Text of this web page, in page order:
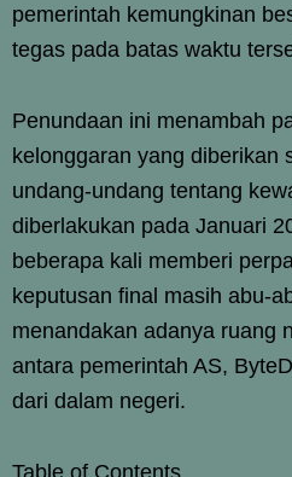
pemerintah kemungkinan
tegas pada batas waktu
Penundaan ini menambah
kelonggaran yang diberikan
undang-undang tentang
diberlakukan pada Januari
beberapa kali memberi
keputusan final masih abu-
menandakan adanya ruang
antara pemerintah AS,
dari dalam negeri.
Table of Contents